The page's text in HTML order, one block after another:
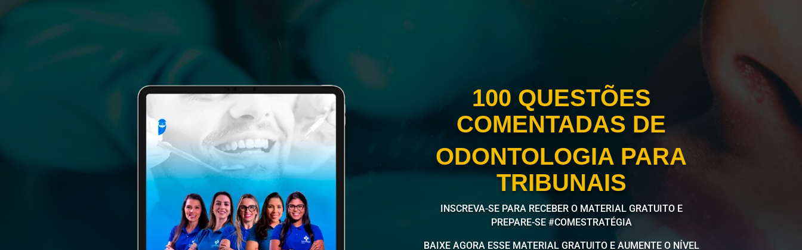
100 QUESTÕES
COMENTADAS DE
ODONTOLOGIA PARA
TRIBUNAIS
INSCREVA-SE PARA RECEBER O MATERIAL GRATUITO E
PREPARE-SE #COMESTRATÉGIA
BAIXE AGORA ESSE MATERIAL GRATUITO E AUMENTE O NÍVEL